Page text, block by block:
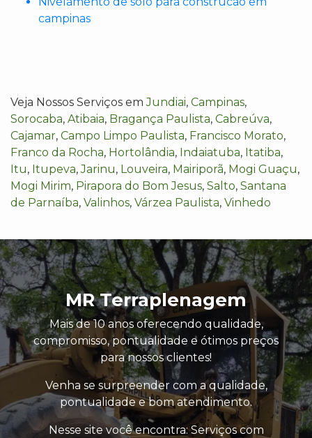
campinas
Veja Nossos Serviços emJundiai, Campinas,
Sorocaba, Atibaia, Bragança Paulista, Cabreúva,
Cajamar, Campo Limpo Paulista, Francisco Morato,
Franco da Rocha, Hortolândia, Indaiatuba, Itatiba,
Itu, Itupeva,Jarinu, Louveira, Mairiporã, Mogi Guaçu,
Mogi Mirim, Pirapora do Bom Jesus, Salto, Santana
de Parnaíba, Valinhos, Várzea Paulista, Vinhedo
MR Terraplenagem
Mais de 10 anos oferecendo qualidade,
compromisso, pontualidade e ótimos preços
para nossos clientes!
Venha se surpreender com a qualidade,
pontualidade e bom atendimento.
Nesse site você encontra: Serviços com